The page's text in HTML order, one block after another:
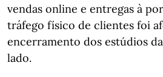
vendas online e entregas à
tráfego físico de clientes foi
encerramento dos estúdios
lado.